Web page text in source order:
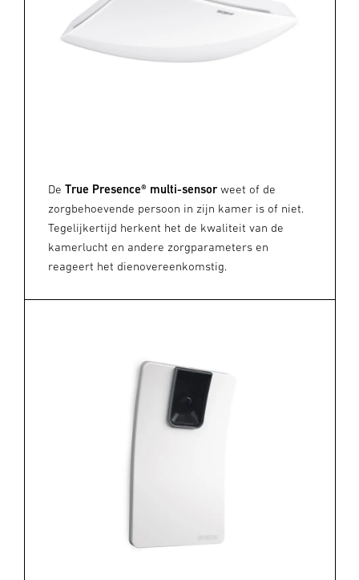
De True Presence® multi-sensor weet of de
zorgbehoevende persoon in zijn kamer is of niet.
Tegelijkertijd herkent het de kwaliteit van de
kamerlucht en andere zorgparameters en
reageert het dienovereenkomstig.